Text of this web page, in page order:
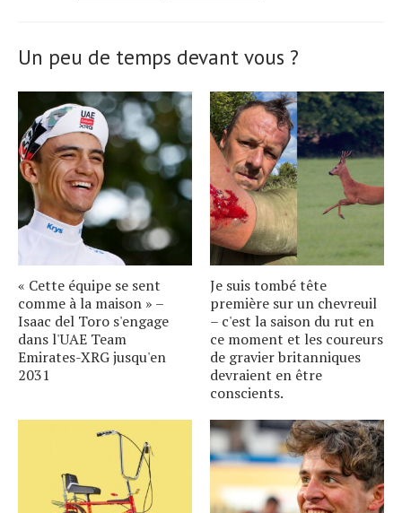
Un peu de temps devant vous ?
« Cette équipe se sent
comme à la maison » –
Isaac del Toro s'engage
dans l'UAE Team
Emirates-XRG jusqu'en
2031
Je suis tombé tête
première sur un chevreuil
– c'est la saison du rut en
ce moment et les coureurs
de gravier britanniques
devraient en être
conscients.